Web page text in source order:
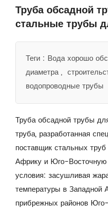
Труба обсадной
стальные трубы
Теги : Вода хорошо
диаметра,
водопроводные трубы
Труба обсадной трубы
труба, разработанная
поставщик стальных
Африку и Юго-Восточную
условия: засушливая
температуры в Западной
прибрежных районов